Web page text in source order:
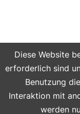
Diese Website
erforderlich sind
Benutzung
Interaktion mit
werden